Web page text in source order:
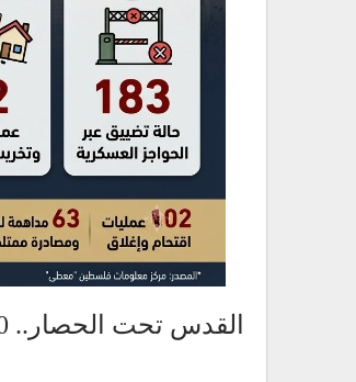
القدس تحت الحصار.. 540 انتهاكاً إسرائيلياً في شهر واحد